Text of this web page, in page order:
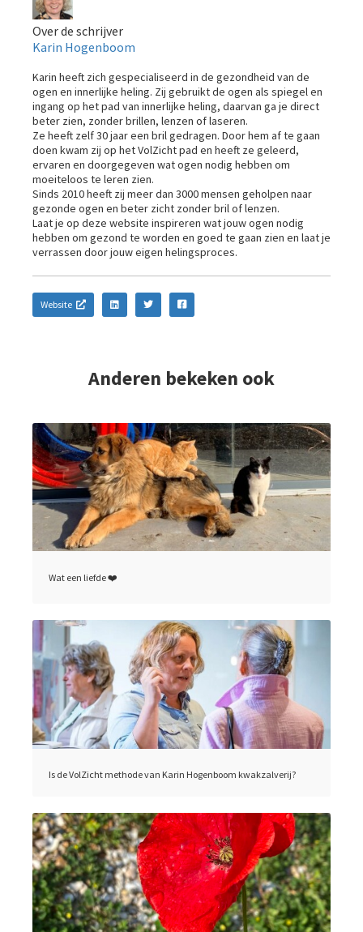
Over de schrijver
Karin Hogenboom
Karin heeft zich gespecialiseerd in de gezondheid van de
ogen en innerlijke heling. Zij gebruikt de ogen als spiegel en
ingang op het pad van innerlijke heling, daarvan ga je direct
beter zien, zonder brillen, lenzen of laseren.
Ze heeft zelf 30 jaar een bril gedragen. Door hem af te gaan
doen kwam zij op het VolZicht pad en heeft ze geleerd,
ervaren en doorgegeven wat ogen nodig hebben om
moeiteloos te leren zien.
Sinds 2010 heeft zij meer dan 3000 mensen geholpen naar
gezonde ogen en beter zicht zonder bril of lenzen.
Laat je op deze website inspireren wat jouw ogen nodig
hebben om gezond te worden en goed te gaan zien en laat je
verrassen door jouw eigen helingsproces.
Website
Anderen bekeken ook
Wat een liefde ❤️
Is de VolZicht methode van Karin Hogenboom kwakzalverij?